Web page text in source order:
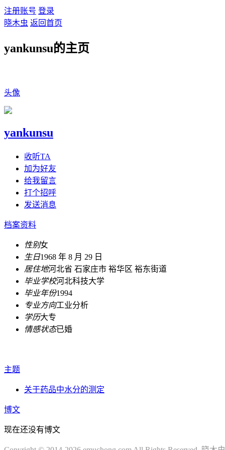
注册账号 登录
晓木虫 返回首页
yankunsu的主页
头像
yankunsu
收听TA
加为好友
给我留言
打个招呼
发送消息
档案资料
性别女
生日1968 年 8 月 29 日
居住地河北省 石家庄市 裕华区 裕东街道
毕业学校河北科技大学
毕业年份1994
专业方向工业分析
学历大专
情感状态已婚
主题
关于药品中水分的测定
博文
现在还没有博文